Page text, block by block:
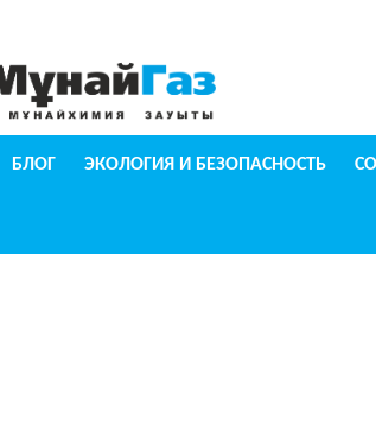
БЛОГ ЭКОЛОГИЯ И БЕЗОПАСНОСТЬ